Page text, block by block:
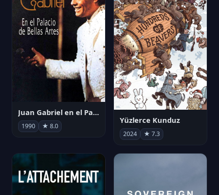
Juan Gabriel en el Palacio de Bellas Artes
1990 ★ 8.0
Yüzlerce Kunduz
2024 ★ 7.3